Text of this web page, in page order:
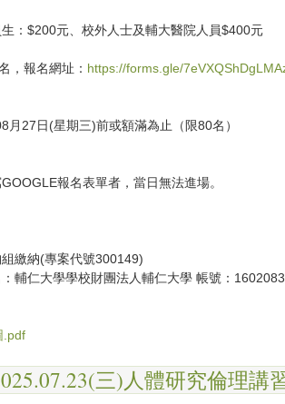
：$200元、校外人士及輔大醫院人員$400元
，報名網址： https://forms.gle/
月27日(星期三)前或額滿為止（限80名）
報名表單者，當日無法進場。
繳納(專案代號300149)
輔仁大學學校財團法人輔仁大學 帳號：
.pdf
三)人體研究倫理講